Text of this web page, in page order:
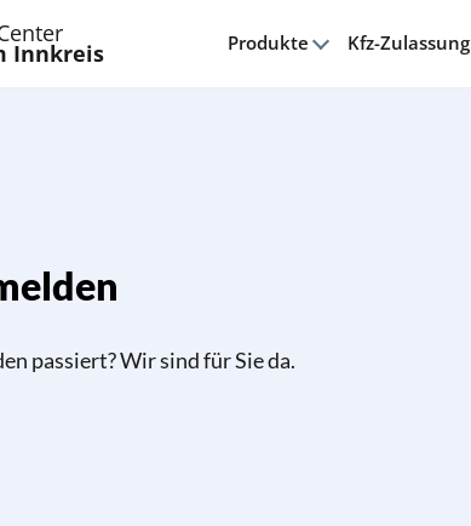
Innkreis Produkte Kfz-Zulassung
passiert? Wir sind für Sie da.